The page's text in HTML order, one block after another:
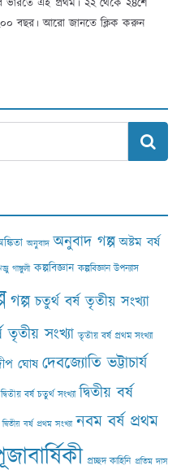
২০০ বছর। আরো জানতে ক্লিক করুন
অনুবাদ অনুবাদ গল্প অষ্টম বর্ষ
গাঙ্গুলী কল্পবিজ্ঞান কল্পবিজ্ঞান উপন্যাস
গল্প চতুর্থ বর্ষ তৃতীয় সংখ্যা
তৃতীয় সংখ্যা তৃতীয় বর্ষ প্রথম সংখ্যা
ঘোষ দেবজ্যোতি ভট্টাচার্য
দ্বিতীয় বর্ষ চতুর্থ সংখ্যা দ্বিতীয় বর্ষ
দ্বিতীয় বর্ষ প্রথম সংখ্যা নবম বর্ষ প্রথম
প্রচ্ছদ কাহিনি প্রতিম দাস